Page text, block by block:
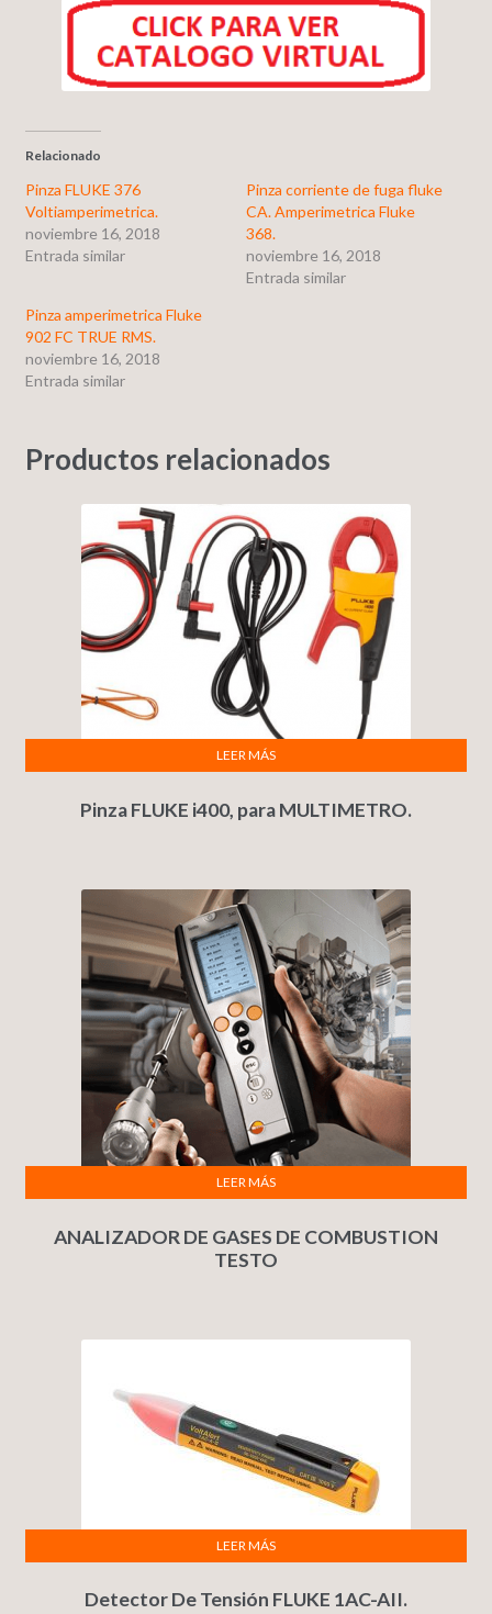
Relacionado
Pinza FLUKE 376
Voltiamperimetrica.
noviembre 16, 2018
Entrada similar
Pinza corriente de fuga fluke
CA. Amperimetrica Fluke
368.
noviembre 16, 2018
Entrada similar
Pinza amperimetrica Fluke
902 FC TRUE RMS.
noviembre 16, 2018
Entrada similar
Productos relacionados
Pinza FLUKE i400, para MULTIMETRO.
LEER MÁS
ANALIZADOR DE GASES DE COMBUSTION
TESTO
LEER MÁS
Detector De Tensión FLUKE 1AC-AII.
LEER MÁS